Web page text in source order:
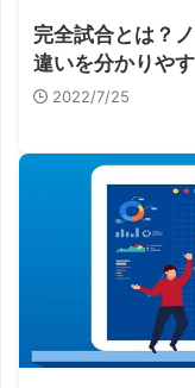
完全試合とは？
違いを分かりや
2022/7/25